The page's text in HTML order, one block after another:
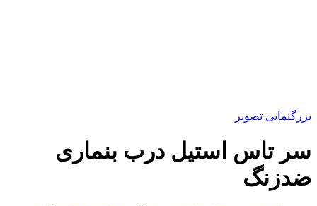
بزرگنمایی تصویر
سر تاس استیل درب بنماری
ضدزنگ